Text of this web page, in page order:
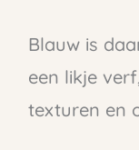
Blauw is
een likje
texturen en